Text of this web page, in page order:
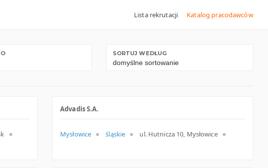
Lista rekrutacji Katalog pracodawców
SORTUJ WEDŁUG
Advadis S.A.
Mysłowice śląskie ul. Hutnicza 10, Mysłowice